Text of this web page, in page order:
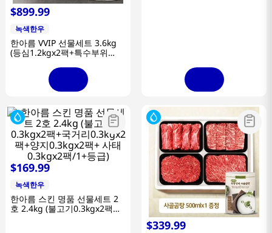
$899.99
녹색한우
한아름 VVIP 선물세트 3.6kg
(등심1.2kgx2팩+특수부위
0.6kg+채끝0.6kg/1++등급)
$169.99
녹색한우
한아름 스킨 명품 선물세트 2
호 2.4kg (불고기0.3kgx2팩
+국거리0.3kgx2팩+양지
$339.99